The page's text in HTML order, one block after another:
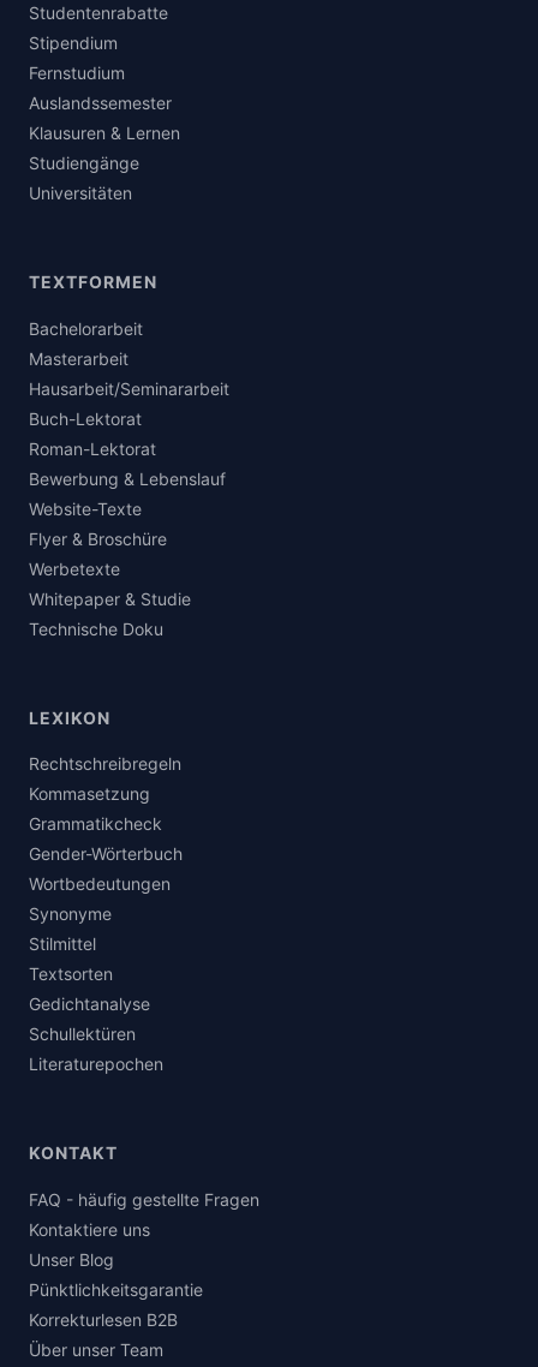
Studentenrabatte
Stipendium
Fernstudium
Auslandssemester
Klausuren & Lernen
Studiengänge
Universitäten
TEXTFORMEN
Bachelorarbeit
Masterarbeit
Hausarbeit/Seminararbeit
Buch-Lektorat
Roman-Lektorat
Bewerbung & Lebenslauf
Website-Texte
Flyer & Broschüre
Werbetexte
Whitepaper & Studie
Technische Doku
LEXIKON
Rechtschreibregeln
Kommasetzung
Grammatikcheck
Gender-Wörterbuch
Wortbedeutungen
Synonyme
Stilmittel
Textsorten
Gedichtanalyse
Schullektüren
Literaturepochen
KONTAKT
FAQ - häufig gestellte Fragen
Kontaktiere uns
Unser Blog
Pünktlichkeitsgarantie
Korrekturlesen B2B
Über unser Team